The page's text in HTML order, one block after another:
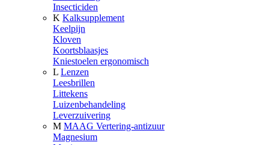
Insecticiden
K Kalksupplement
Keelpijn
Kloven
Koortsblaasjes
Kniestoelen ergonomisch
L Lenzen
Leesbrillen
Littekens
Luizenbehandeling
Leverzuivering
M MAAG Vertering-antizuur
Magnesium